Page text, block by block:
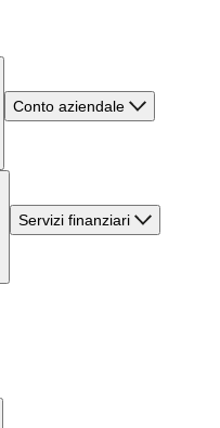
Conto aziendale
Servizi finanziari